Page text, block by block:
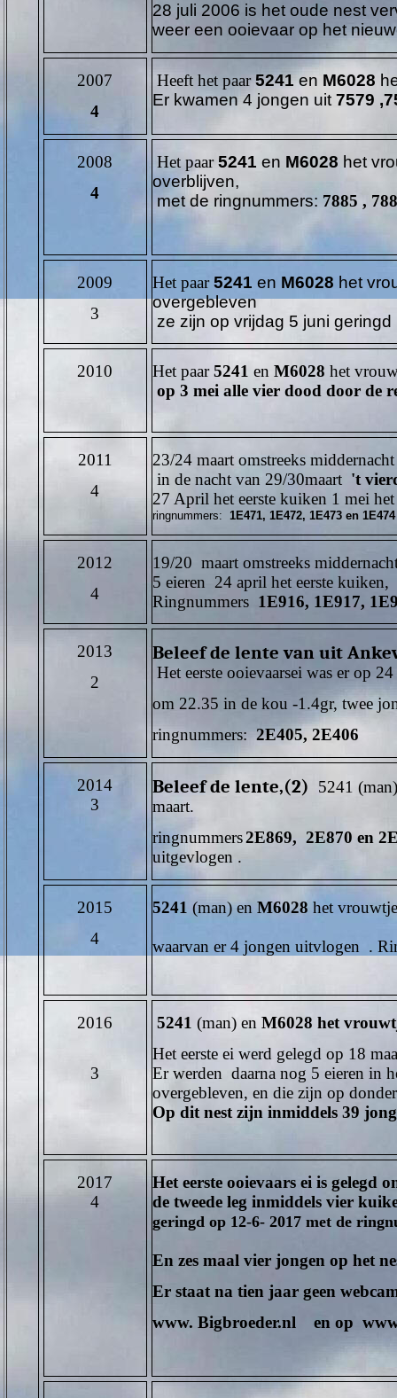
28 juli 2006 is het oude nest
weer een ooievaar op het
2007
4
Heeft het paar 5241 en M6028
Er kwamen 4 jongen uit 7579
2008
4
Het paar 5241 en M6028 het
overblijven,
met de ringnummers: 7885 ,
2009
3
Het paar 5241 en M6028 het
overgebleven
ze zijn op vrijdag 5 juni
2010 Het paar 5241 en M6028 het
op 3 mei alle vier dood door de
2011
4
23/24 maart omstreeks
in de nacht van 29/30maart 't
27 April het eerste kuiken 1 mei het
ringnummers: 1E471, 1E472, 1E473 en 1E474
2012
4
19/20 maart omstreeks
5 eieren 24 april het eerste
Ringnummers 1E916, 1E917,
2013
2
Beleef de lente van uit
Het eerste ooievaarsei was er op
om 22.35 in de kou -1.4gr, twee
ringnummers:2E405, 2E406
2014
3
Beleef de lente,(2)
5241
maart.
ringnummers2E869, 2E870 en
uitgevlogen .
2015
4
5241(man) en M6028 het
waarvan er 4 jongen uitvlogen .
2016
3
5241 (man) enM6028 het
Het eerste ei werd gelegd op 18
Er werden daarna nog 5 eieren in
overgebleven, en die zijn op
Op dit nest zijn inmiddels 39
2017
4
Het eerste ooievaars ei is gelegd
de tweede leg inmiddels vier
geringd op 12-6- 2017 met de
En zes maal vier jongen op het
Er staat na tien jaar geen
www. Bigbroeder.nl en op